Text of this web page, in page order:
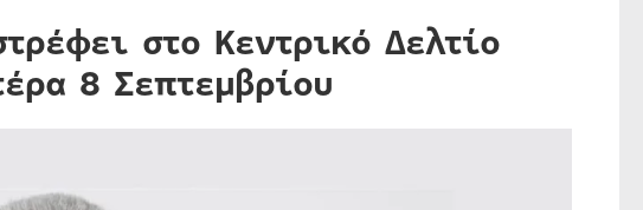
στο Κεντρικό Δελτίο
8 Σεπτεμβρίου